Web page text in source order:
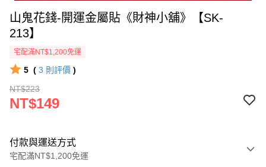
山鬼花錢-開運金屬貼《財神小舖》【SK-
213】
宅配滿NT$1,200免運
5 ( 3 則評價 )
NT$223
NT$149
付款與運送方式
宅配滿NT$1,200免運